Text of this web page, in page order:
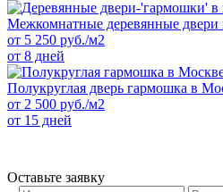
Межкомнатные деревянные
от 5 250 руб./м2
от 8 дней
Полукруглая дверь гармошка в
от 2 500 руб./м2
от 15 дней
Оставьте заявку